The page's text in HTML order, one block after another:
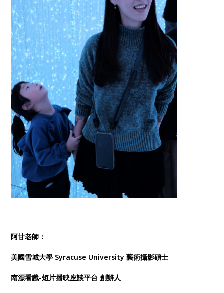
阿甘老師：
美國雪城大學 Syracuse University 藝術攝影碩士
南漂看戲-短片播映座談平台 創辦人